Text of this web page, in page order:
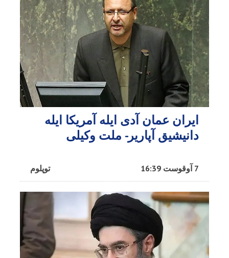
ایران عمان آدی ایله آمریکا ایله
دانیشیق آپاریر- ملت وکیلی
توپلوم 7 آوقوست 16:39